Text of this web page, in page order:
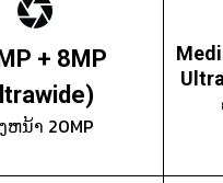
+ 8MP
ຫນ້າ 20MP